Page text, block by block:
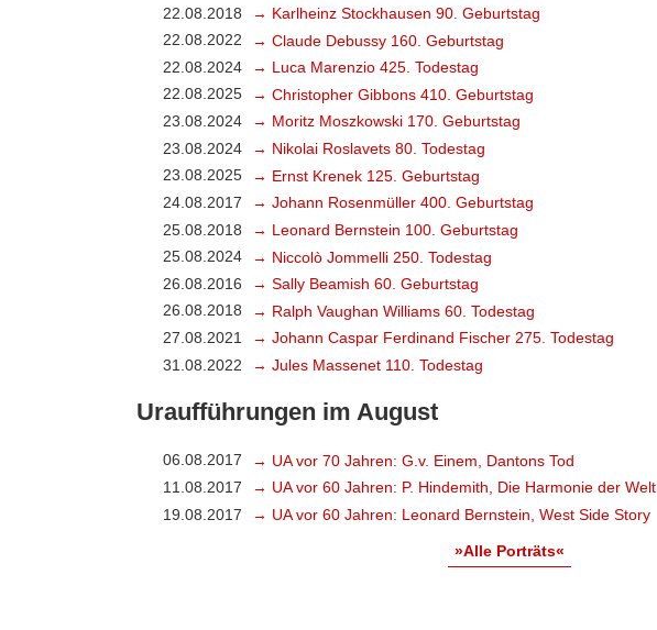
22.08.2018
→ Karlheinz Stockhausen 90. Geburtstag
22.08.2022
→ Claude Debussy 160. Geburtstag
22.08.2024
→ Luca Marenzio 425. Todestag
22.08.2025
→ Christopher Gibbons 410. Geburtstag
23.08.2024
→ Moritz Moszkowski 170. Geburtstag
23.08.2024
→ Nikolai Roslavets 80. Todestag
23.08.2025
→ Ernst Krenek 125. Geburtstag
24.08.2017
→ Johann Rosenmüller 400. Geburtstag
25.08.2018
→ Leonard Bernstein 100. Geburtstag
25.08.2024
→ Niccolò Jommelli 250. Todestag
26.08.2016
→ Sally Beamish 60. Geburtstag
26.08.2018
→ Ralph Vaughan Williams 60. Todestag
27.08.2021
→ Johann Caspar Ferdinand Fischer 275. Todestag
31.08.2022
→ Jules Massenet 110. Todestag
Uraufführungen im August
06.08.2017
→ UA vor 70 Jahren: G.v. Einem, Dantons Tod
11.08.2017
→ UA vor 60 Jahren: P. Hindemith, Die Harmonie der Welt
19.08.2017
→ UA vor 60 Jahren: Leonard Bernstein, West Side Story
»Alle Porträts«